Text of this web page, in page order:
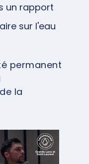
un rapport
sur l'eau
permanent
la